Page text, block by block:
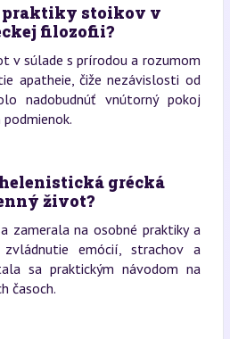
praktiky stoikov v
filozofii?
v súlade s prírodou a rozumom
apatheie, čiže nezávislosti od
nadobudnúť vnútorný pokoj
grécká
život?
zamerala na osobné praktiky a
zvládnutie emócií, strachov a
sa praktickým návodom na
časoch.